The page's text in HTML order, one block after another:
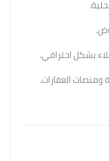
بشكل احترافي.
ومنصات العقارات.